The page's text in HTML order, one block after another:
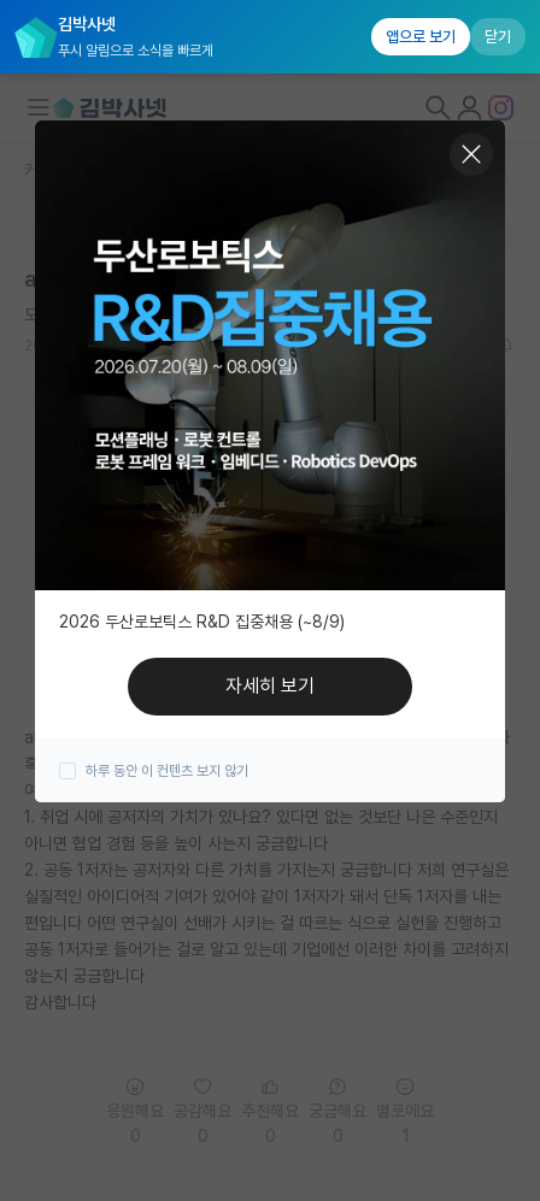
김박사넷
푸시 알림으로 소식을 빠르게
앱으로 보기 닫기
국내대학원 정보
연구실&오픈랩
커뮤니티
커뮤니티 홈
전체글보기
베스트 게시판
IF 명예의전당
자유 게시판(아무개랩)
미국 유학 게시판
미국 대학원 합격 후기 게시판
대학원 합격 후기 게시판
연구실(PI) 홍보 게시판
석박사 채용 정보 게시판
임용 정보 게시판
학부 인턴 게시판
커뮤니티 홈
본문이 수정되지 않는 박제글입니다.
ai 탑컨퍼 가치
도도한 쇼펜하우어
2026.05.20 9 1445
ai 탑컨퍼를 갖고 있는 석사가 꽤 되는 걸로 아는데 그중에 상당수가 공저자
혹은 공동 1저자인 것으로 알고 있습니다
여기서 궁금한 게
1. 취업 시에 공저자의 가치가 있나요? 있다면 없는 것보단 나은 수준인지
아니면 협업 경험 등을 높이 사는지 궁금합니다
2. 공동 1저자는 공저자와 다른 가치를 가지는지 궁금합니다 저희 연구실은
실질적인 아이디어적 기여가 있어야 같이 1저자가 돼서 단독 1저자를 내는
편입니다 어떤 연구실이 선배가 시키는 걸 따르는 식으로 실헌을 진행하고
공동 1저자로 들어가는 걸로 알고 있는데 기업에선 이러한 차이를 고려하지
않는지 궁금합니다
감사합니다
2026 두산로보틱스 R&D 집중채용 (~8/9)
자세히 보기
하루 동안 이 컨텐츠 보지 않기